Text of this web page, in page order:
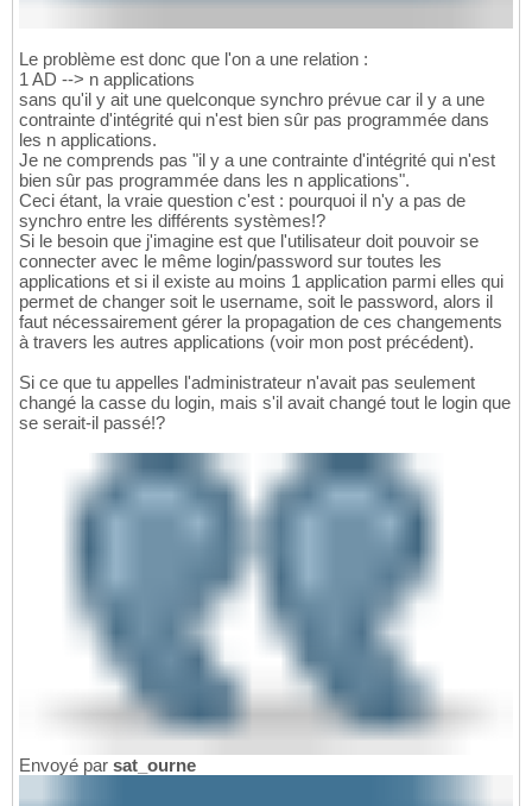
Le problème est donc que l'on a une relation :
1 AD --> n applications
sans qu'il y ait une quelconque synchro prévue car il y a une
contrainte d'intégrité qui n'est bien sûr pas programmée dans
les n applications.
Je ne comprends pas "il y a une contrainte d'intégrité qui n'est
bien sûr pas programmée dans les n applications".
Ceci étant, la vraie question c'est : pourquoi il n'y a pas de
synchro entre les différents systèmes!?
Si le besoin que j'imagine est que l'utilisateur doit pouvoir se
connecter avec le même login/password sur toutes les
applications et si il existe au moins 1 application parmi elles qui
permet de changer soit le username, soit le password, alors il
faut nécessairement gérer la propagation de ces changements
à travers les autres applications (voir mon post précédent).
Si ce que tu appelles l'administrateur n'avait pas seulement
changé la casse du login, mais s'il avait changé tout le login que
se serait-il passé!?
Envoyé par sat_ourne